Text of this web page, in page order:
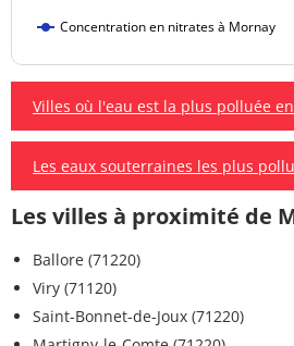
Concentration en nitrates à Mornay
Villes où l'eau est la plus polluée
Les eaux souterraines les plus
Les villes à proximité de
Ballore (71220)
Viry (71120)
Saint-Bonnet-de-Joux (71220)